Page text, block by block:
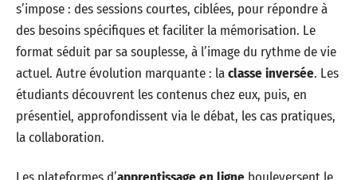
s’impose : des sessions courtes, ciblées, pour répondre à
des besoins spécifiques et faciliter la mémorisation. Le
format séduit par sa souplesse, à l’image du rythme de vie
actuel. Autre évolution marquante : laclasse inversée. Les
étudiants découvrent les contenus chez eux, puis, en
présentiel, approfondissent via le débat, les cas pratiques,
la collaboration.